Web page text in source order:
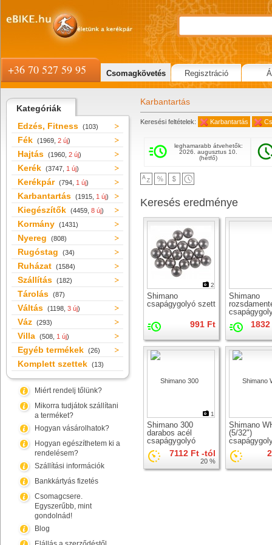
Kategóriák
Edzés, Fitness (103)
Fék (1969, 2 új)
Hajtás (1960, 2 új)
Kerék (3747, 1 új)
Kerékpár (794, 1 új)
Karbantartás (1915, 1 új)
Kiegészítők (4459, 8 új)
Kormány (1431)
Nyereg (808)
Rugóstag (34)
Ruházat (1584)
Szállítás (182)
Tárolás (87)
Váltás (1198, 3 új)
Váz (293)
Villa (508, 1 új)
Egyéb termékek (26)
Komplett szettek (13)
Miért rendelj tőlünk?
Mikorra tudjátok szállítani
a terméket?
Hogyan vásárolhatok?
Hogyan egészíthetem ki a
rendelésem?
Szállítási információk
Bankkártyás fizetés
Csomagcsere.
Egyszerűbb, mint
gondolnád!
Blog
Karbantartás
Keresési feltételek: Karbantartás
leghamarabb átvehetők:
2026. augusztus 10.
(hétfő)
Keresés eredménye
2
Shimano
csapágygolyó szett
991 Ft
Shimano
1
Shimano 300
darabos acél
csapágygolyó
készlet7112 Ft -tól
20 %
Shimano
(5/32")
szett
+36 70 527 59 95 Csomagkövetés Regisztráció